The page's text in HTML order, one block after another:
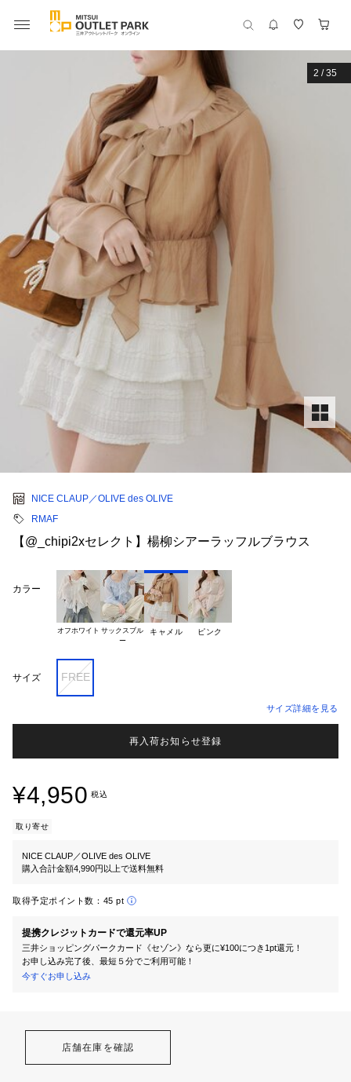
2 /35
NICE CLAUP／OLIVE des OLIVE
RMAF
【@_chipi2xセレクト】楊柳シアーラッフルブラウス
カラー
オフホワイト サックスブル
ー
キャメル ピンク
サイズ FREE
サイズ詳細を見る
再入荷お知らせ登録
¥4,950 税込
取り寄せ
NICE CLAUP／OLIVE des OLIVE
購入合計金額4,990円以上で送料無料
取得予定ポイント数： 45 pt
提携クレジットカードで還元率UP
三井ショッピングパークカード《セゾン》なら更に¥100につき1pt還元！
お申し込み完了後、最短５分でご利用可能！
今すぐお申し込み
店舗在庫を確認